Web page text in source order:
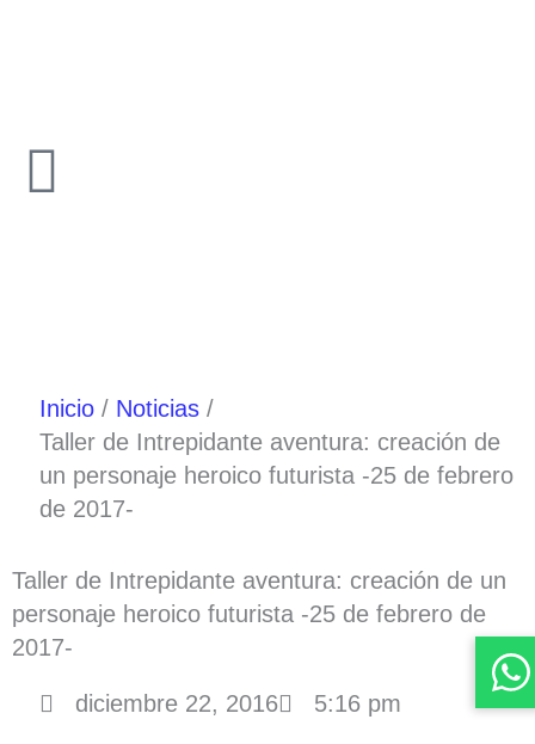
Inicio
Noticias
Taller de Intrepidante aventura: creación de
un personaje heroico futurista -25 de febrero
de 2017-
Taller de Intrepidante aventura: creación de un
personaje heroico futurista -25 de febrero de
2017-
diciembre 22, 2016 5:16 pm